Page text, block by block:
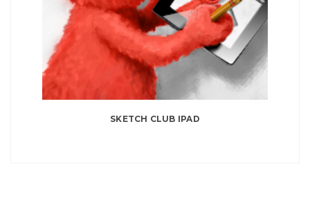
SKETCH CLUB IPAD